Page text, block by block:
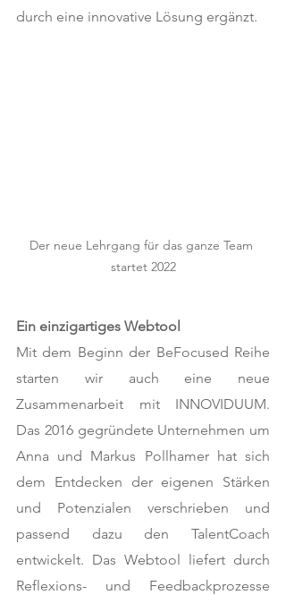
durch eine innovative Lösung ergänzt.
Der neue Lehrgang für das ganze Team
startet 2022
Ein einzigartiges Webtool
Mit dem Beginn der BeFocused Reihe
starten wir auch eine neue
Zusammenarbeit mit INNOVIDUUM.
Das 2016 gegründete Unternehmen um
Anna und Markus Pollhamer hat sich
dem Entdecken der eigenen Stärken
und Potenzialen verschrieben und
passend dazu den TalentCoach
entwickelt. Das Webtool liefert durch
Reflexions- und Feedbackprozesse